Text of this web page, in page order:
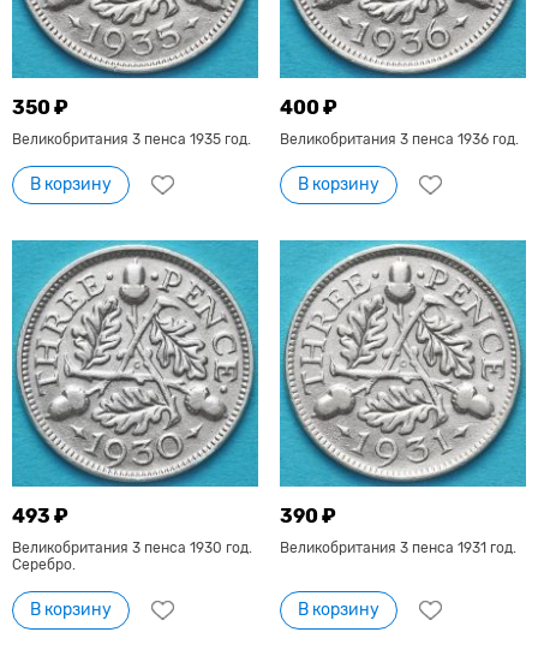
350 ₽
Великобритания 3 пенса 1935 год.
В корзину
400 ₽
Великобритания 3 пенса 1936 год.
В корзину
493 ₽
Великобритания 3 пенса 1930 год.
Серебро.
В корзину
390 ₽
Великобритания 3 пенса 1931 год.
В корзину